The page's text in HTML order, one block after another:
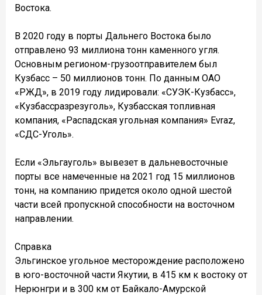
Востока.
В 2020 году в порты Дальнего Востока было
отправлено 93 миллиона тонн каменного угля.
Основным регионом-грузоотправителем был
Кузбасс – 50 миллионов тонн. По данным ОАО
«РЖД», в 2019 году лидировали: «СУЭК-Кузбасс»,
«Кузбассразрезуголь», Кузбасская топливная
компания, «Распадская угольная компания» Evraz,
«СДС-Уголь».
Если «Эльгауголь» вывезет в дальневосточные
порты все намеченные на 2021 год 15 миллионов
тонн, на компанию придется около одной шестой
части всей пропускной способности на восточном
направлении.
Справка
Эльгинское угольное месторождение расположено
в юго-восточной части Якутии, в 415 км к востоку от
Нерюнгри и в 300 км от Байкало-Амурской